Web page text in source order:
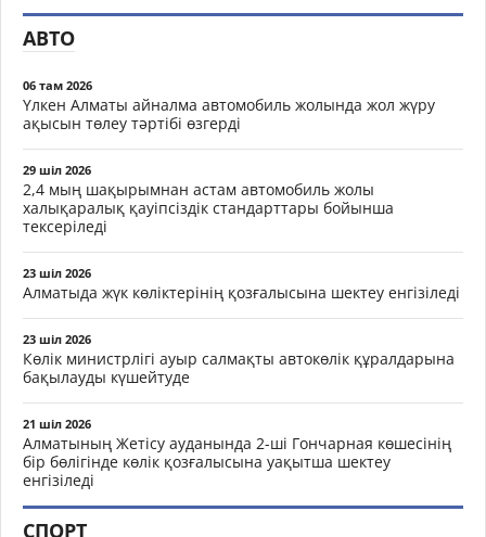
АВТО
06 там 2026
Үлкен Алматы айналма автомобиль жолында жол жүру
ақысын төлеу тәртібі өзгерді
29 шіл 2026
2,4 мың шақырымнан астам автомобиль жолы
халықаралық қауіпсіздік стандарттары бойынша
тексеріледі
23 шіл 2026
Алматыда жүк көліктерінің қозғалысына шектеу енгізіледі
23 шіл 2026
Көлік министрлігі ауыр салмақты автокөлік құралдарына
бақылауды күшейтуде
21 шіл 2026
Алматының Жетісу ауданында 2-ші Гончарная көшесінің
бір бөлігінде көлік қозғалысына уақытша шектеу
енгізіледі
СПОРТ